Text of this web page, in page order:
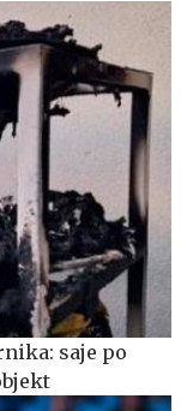
saje po